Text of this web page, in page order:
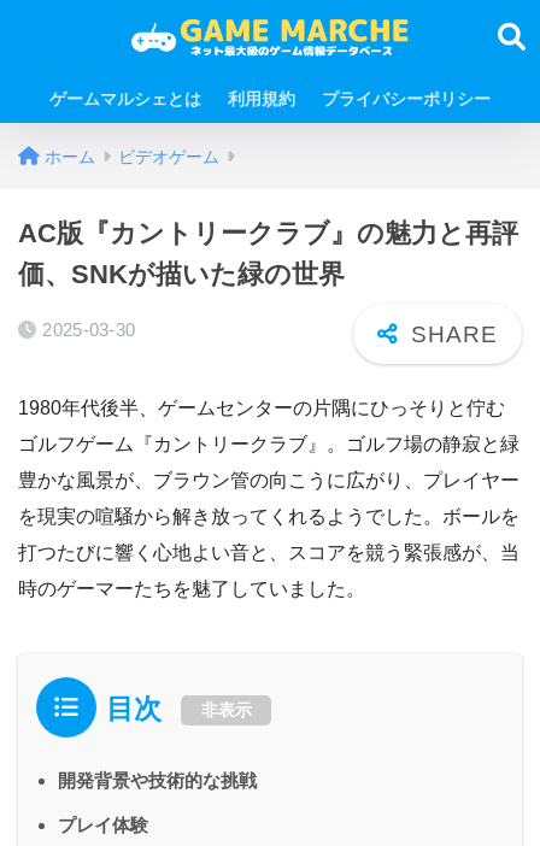
ゲームマルシェとは 利用規約 プライバシーポリシー
ホーム ビデオゲーム
AC版『カントリークラブ』の魅力と再評
価、SNKが描いた緑の世界
2025-03-30
1980年代後半、ゲームセンターの片隅にひっそりと佇む
ゴルフゲーム『カントリークラブ』。ゴルフ場の静寂と緑
豊かな風景が、ブラウン管の向こうに広がり、プレイヤー
を現実の喧騒から解き放ってくれるようでした。ボールを
打つたびに響く心地よい音と、スコアを競う緊張感が、当
時のゲーマーたちを魅了していました。
目次 非表示
開発背景や技術的な挑戦
プレイ体験